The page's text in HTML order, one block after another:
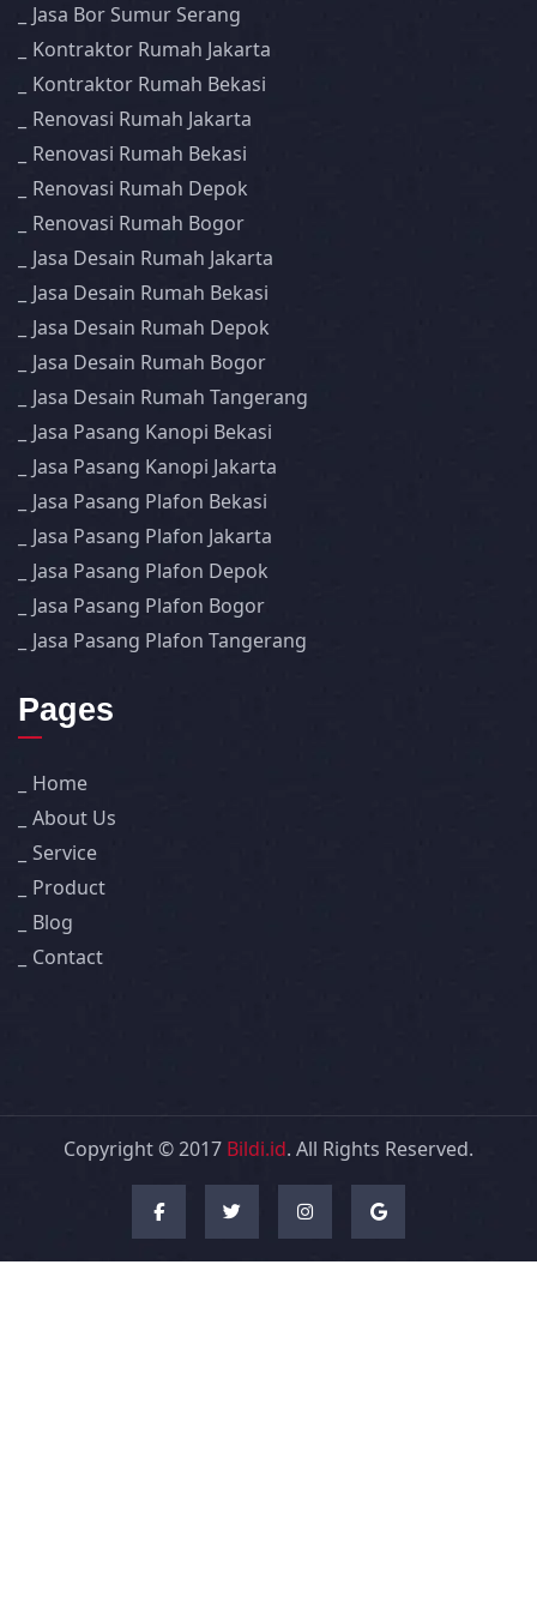
Jasa Bor Sumur Serang
Kontraktor Rumah Jakarta
Kontraktor Rumah Bekasi
Renovasi Rumah Jakarta
Renovasi Rumah Bekasi
Renovasi Rumah Depok
Renovasi Rumah Bogor
Jasa Desain Rumah Jakarta
Jasa Desain Rumah Bekasi
Jasa Desain Rumah Depok
Jasa Desain Rumah Bogor
Jasa Desain Rumah Tangerang
Jasa Pasang Kanopi Bekasi
Jasa Pasang Kanopi Jakarta
Jasa Pasang Plafon Bekasi
Jasa Pasang Plafon Jakarta
Jasa Pasang Plafon Depok
Jasa Pasang Plafon Bogor
Jasa Pasang Plafon Tangerang
Pages
Home
About Us
Service
Product
Blog
Contact
Copyright © 2017 Bildi.id. All Rights Reserved.